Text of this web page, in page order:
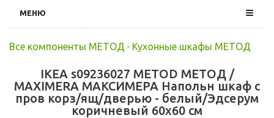
МЕНЮ
Все компоненты МЕТОД - Кухонные шкафы МЕТОД
IKEA s09236027 METOD МЕТОД /
MAXIMERA МАКСИМЕРА Напольн шкаф с
пров корз/ящ/дверью - белый/Эдсерум
коричневый 60x60 см